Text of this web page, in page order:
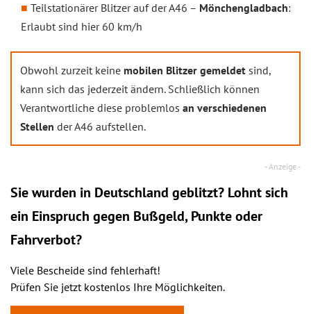
Teilstationärer Blitzer auf der A46 – Mönchengladbach:
Erlaubt sind hier 60 km/h
Obwohl zurzeit keine mobilen Blitzer gemeldet sind,
kann sich das jederzeit ändern. Schließlich können
Verantwortliche diese problemlos an verschiedenen
Stellen der A46 aufstellen.
Sie wurden in Deutschland geblitzt? Lohnt sich
ein Einspruch gegen Bußgeld, Punkte oder
Fahrverbot?
Viele Bescheide sind fehlerhaft!
Prüfen Sie jetzt kostenlos Ihre Möglichkeiten.